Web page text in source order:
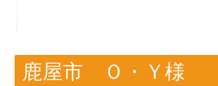
鹿屋市 Ｏ・Ｙ様